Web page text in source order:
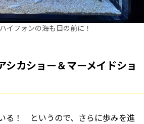
イフォンの海も目の前に！
シカショー＆マーメイドショ
る！ というので、さらに歩みを進